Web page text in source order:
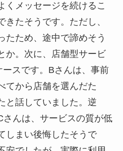
くメッセージを続けるこ
きたそうです。ただし、
たため、途中で諦めそう
か。次に、店舗型サービ
スです。Bさんは、事前
てから店舗を選んだた
と話していました。逆
んは、サービスの質が低
しまい後悔したそうで